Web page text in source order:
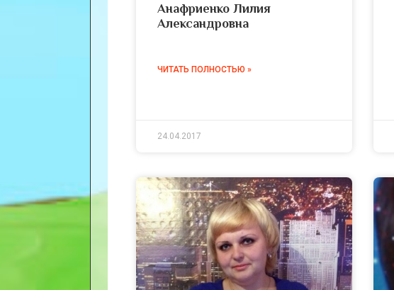
Анафриенко Лилия
Александровна
ЧИТАТЬ ПОЛНОСТЬЮ »
24.04.2017